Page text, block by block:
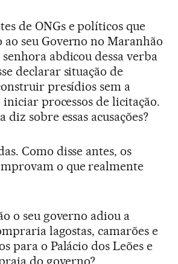
de ONGs e políticos que
ao seu Governo no Maranhão
abdicou dessa verba
declarar situação de
presídios sem a
iniciar processos de licitação.
diz sobre essas acusações?
Como disse antes, os
o que realmente
o seu governo adiou a
lagostas, camarões e
para o Palácio dos Leões e
do governo?